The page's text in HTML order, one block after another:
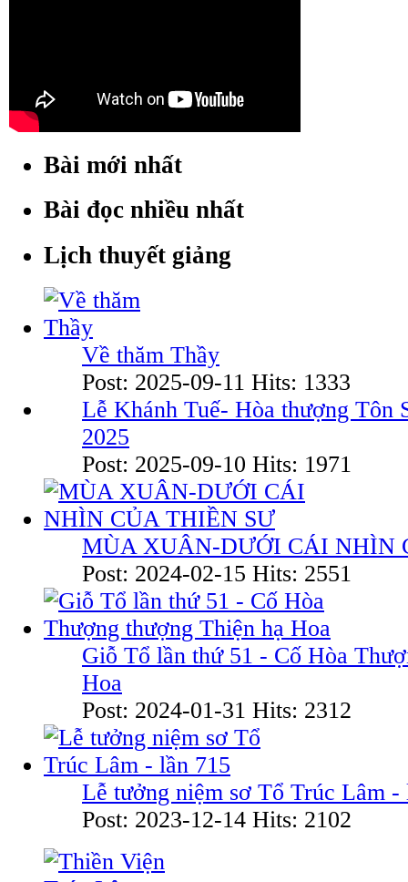
Bài mới nhất
Bài đọc nhiều nhất
Lịch thuyết giảng
Về thăm Thầy
Post: 2025-09-11 Hits: 1333
Lễ Khánh Tuế- Hòa thượng Tôn
2025
Post: 2025-09-10 Hits: 1971
MÙA XUÂN-DƯỚI CÁI NHÌN
Post: 2024-02-15 Hits: 2551
Giỗ Tổ lần thứ 51 - Cố Hòa
Hoa
Post: 2024-01-31 Hits: 2312
Lễ tưởng niệm sơ Tổ Trúc Lâm -
Post: 2023-12-14 Hits: 2102